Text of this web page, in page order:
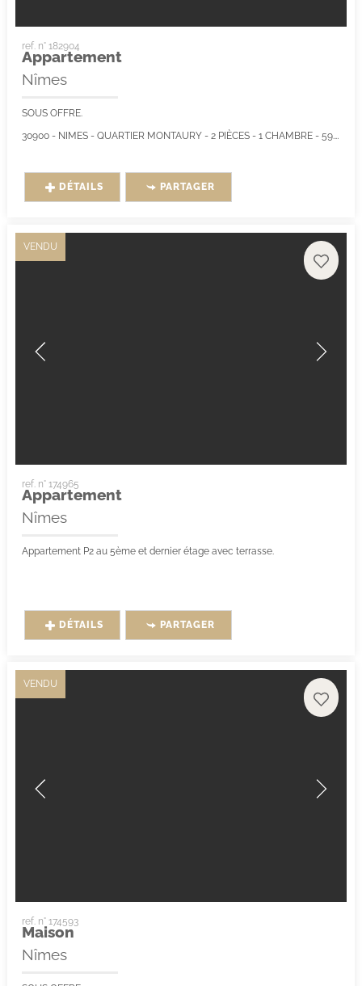
ref. n° 182904
Appartement
Nîmes
SOUS OFFRE.
30900 - NIMES - QUARTIER MONTAURY - 2 PIÈCES - 1 CHAMBRE - 59.0 M² - APPARTEMENT AVEC TERRASSE, CAVE ET PLACE DE PARKING AU...
DÉTAILS PARTAGER
VENDU
ref. n° 174965
Appartement
Nîmes
Appartement P2 au 5ème et dernier étage avec terrasse.
DÉTAILS PARTAGER
VENDU
ref. n° 174593
Maison
Nîmes